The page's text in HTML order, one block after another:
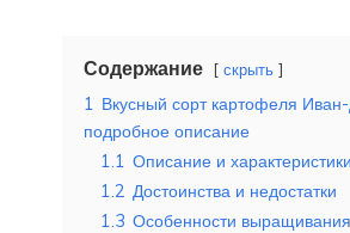
Содержание скрыть
1 Вкусный сорт картофеля
подробное описание
1.1 Описание и
1.2 Достоинства и недостатки
1.3 Особенности выращивания